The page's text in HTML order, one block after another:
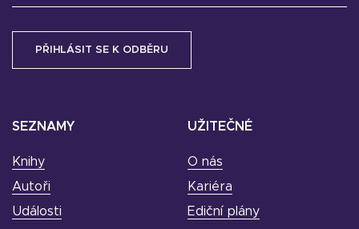
SEZNAMY
Knihy
Autoři
Události
UŽITEČNÉ
O nás
Kariéra
Ediční plány